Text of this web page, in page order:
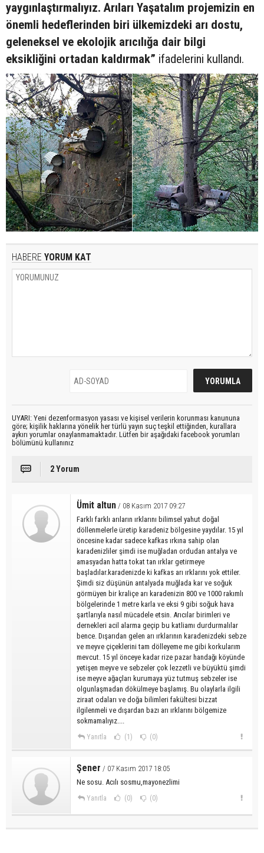
yaygınlaştırmalıyız. Arıları Yaşatalım projemizin en
önemli hedeflerinden biri ülkemizdeki arı dostu,
geleneksel ve ekolojik arıcılığa dair bilgi
eksikliğini ortadan kaldırmak” ifadelerini kullandı.
HABERE YORUM KAT
UYARI: Yeni dezenformasyon yasası ve kişisel verilerin korunması kanununa
göre; kişilik haklarına yönelik her türlü yayın suç teşkil ettiğinden, kurallara
aykırı yorumlar onaylanmamaktadır. Lütfen bir aşağıdaki facebook yorumları
bölümünü kullanınız
2 Yorum
Ümit altun / 08 Kasım 2017 09:27
Farklı farklı arıların ırklarını bilimsel yahut doğal
döllenmelerle üretip karadeniz bölgesine yaydılar. 15 yıl
öncesine kadar sadece kafkas ırkına sahip olan
karadenizliler şimdi ise muğladan ordudan antalya ve
amasyadan hatta tokat tan ırklar getirmeye
başladılar.karadenizde ki kafkas arı ırklarını yok ettiler.
Şimdi siz düşünün antalyada muğlada kar ve soğuk
görmüyen bir kraliçe arı karadenizin 800 ve 1000 rakımlı
bölgelerinde 1 metre karla ve eksi 9 gibi soğuk hava
şartlarıyla nasıl mücadele etsin. Arıcılar birimleri ve
dernekleri acil alarma geçip bu katliamı durdurmalılar
bence. Dışarıdan gelen arı ırklarının karadenizdeki sebze
ve meyve çiçeklerini tam dölleyeme me gibi korkularım
mevcut. 15 yıl önceye kadar rize pazar handağı köyünde
yetişen meyve ve sebzeler çok lezzetli ve büyüktü şimdi
ise meyve ağaçları kurumaya yüz tutmuş sebzeler ise
olgunlaşmadan dökülmeye başlamış. Bu olaylarla ilgili
ziraat odaları ve doğa bilimleri fakültesi bizzat
ilgilenmeli ve dışardan bazı arı ırklarını bölgemize
sokmamalıyız....
Yanıtla (1) (0)
Şener / 07 Kasım 2017 18:05
Ne sosu. Acılı sosmu,mayonezlimi
Yanıtla (0) (0)